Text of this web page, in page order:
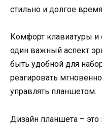
стильно и долгое
Комфорт клавиатуры и
один важный аспект
быть удобной для
реагировать
управлять планшетом.
Дизайн планшета – это